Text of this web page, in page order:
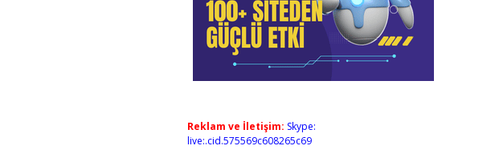
Reklam ve İletişim: Skype:
live:.cid.575569c608265c69